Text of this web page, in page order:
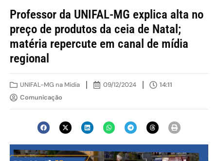
Professor da UNIFAL-MG explica alta no
preço de produtos da ceia de Natal;
matéria repercute em canal de mídia
regional
UNIFAL-MG na Mídia 09/12/2024
14:11
Comunicação